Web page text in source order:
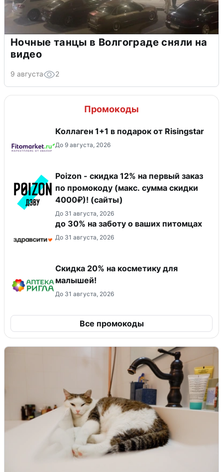
Ночные танцы в Волгограде сняли на
видео
9 августа 2
Промокоды
Коллаген 1+1 в подарок от Risingstar
До 9 августа, 2026
Poizon - скидка 12% на первый заказ
по промокоду (макс. сумма скидки
4000₽)! (сайты)
До 31 августа, 2026
до 30% на заботу о ваших питомцах
До 31 августа, 2026
Скидка 20% на косметику для
малышей!
До 31 августа, 2026
Все промокоды